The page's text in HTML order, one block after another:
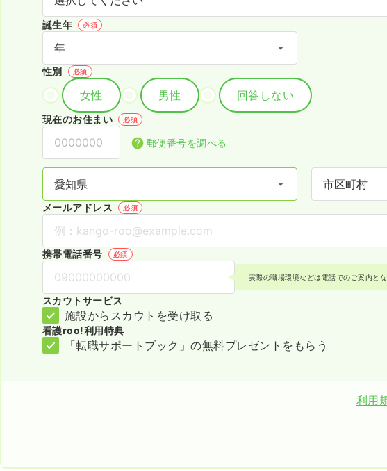
誕生年 必須
性別 必須
女性 男性 回答しない
現在のお住まい 必須
郵便番号を調べる
メールアドレス 必須
携帯電話番号 必須
実際の職場環境などは電話でのご案内と
スカウトサービス
施設からスカウトを受け取る
看護roo!利用特典
「転職サポートブック」の無料プレゼントをもらう
利用